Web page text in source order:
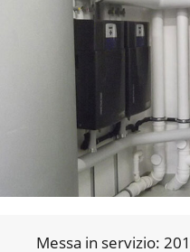
Messa in servizio: